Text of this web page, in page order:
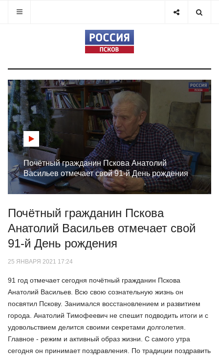
Почётный гражданин Пскова Анатолий
Васильев отмечает свой 91-й День рождения
Почётный гражданин Пскова
Анатолий Васильев отмечает свой
91-й День рождения
25 ЯНВАРЯ 2021 17:24
91 год отмечает сегодня почётный гражданин Пскова
Анатолий Васильев. Всю свою сознательную жизнь он
посвятил Пскову. Занимался восстановлением и развитием
города. Анатолий Тимофеевич не спешит подводить итоги и с
удовольствием делится своими секретами долголетия.
Главное - режим и активный образ жизни. С самого утра
сегодня он принимает поздравления. По традиции поздравить